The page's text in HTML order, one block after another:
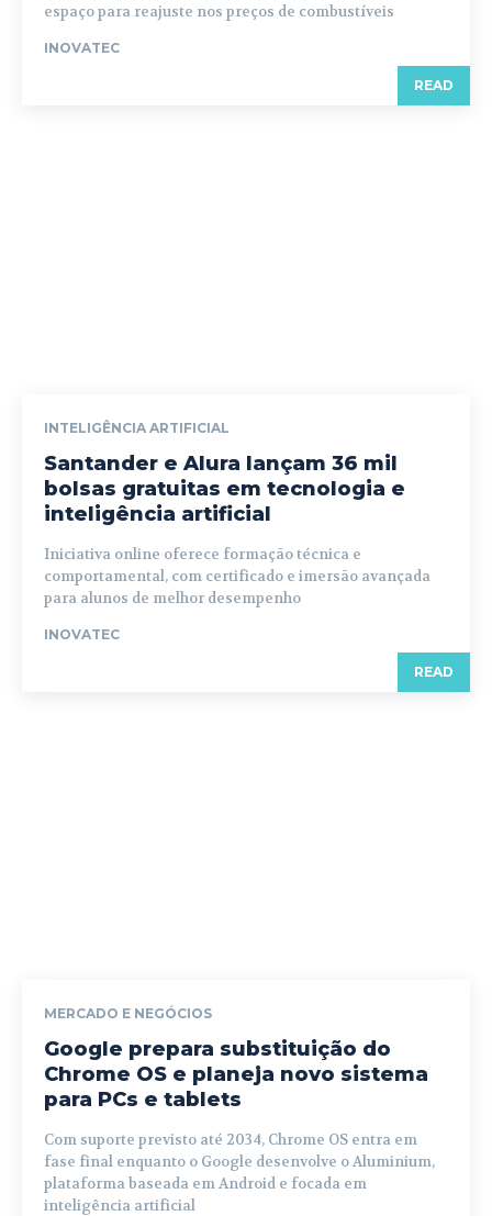
espaço para reajuste nos preços de combustíveis
INOVATEC
READ
INTELIGÊNCIA ARTIFICIAL
Santander e Alura lançam 36 mil
bolsas gratuitas em tecnologia e
inteligência artificial
Iniciativa online oferece formação técnica e
comportamental, com certificado e imersão avançada
para alunos de melhor desempenho
INOVATEC
READ
MERCADO E NEGÓCIOS
Google prepara substituição do
Chrome OS e planeja novo sistema
para PCs e tablets
Com suporte previsto até 2034, Chrome OS entra em
fase final enquanto o Google desenvolve o Aluminium,
plataforma baseada em Android e focada em
inteligência artificial